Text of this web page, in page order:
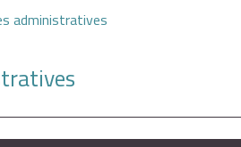
administratives